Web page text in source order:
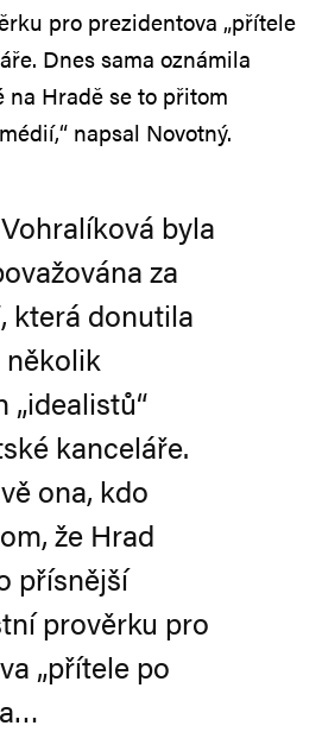
pro prezidentova „přítele
Dnes sama oznámila
Hradě se to přitom
napsal Novotný.
byla
za
která donutila
„idealistů“
kanceláře.
ona, kdo
že Hrad
přísnější
prověrku pro
„přítele po